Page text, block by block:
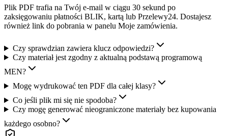
Plik PDF trafia na Twój e-mail w ciągu 30 sekund po
zaksięgowaniu płatności BLIK, kartą lub Przelewy24. Dostajesz
również link do pobrania w panelu Moje zamówienia.
Czy sprawdzian zawiera klucz odpowiedzi?
Czy materiał jest zgodny z aktualną podstawą programową
MEN?
Mogę wydrukować ten PDF dla całej klasy?
Co jeśli plik mi się nie spodoba?
Czy mogę generować nieograniczone materiały bez kupowania
każdego osobno?